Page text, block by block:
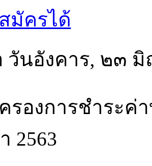
มัครได้
วันอังคาร, ๒๓
รองการชำระค่
2563